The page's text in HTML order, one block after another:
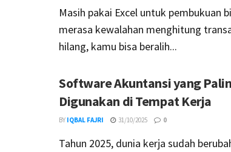
Masih pakai Excel untuk pembukuan
merasa kewalahan menghitung
hilang, kamu bisa beralih...
Software Akuntansi yang
Digunakan di Tempat Kerja
BY IQBAL FAJRI 31/10/2025 0
Tahun 2025, dunia kerja sudah